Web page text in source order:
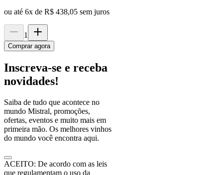
ou até 6x de R$ 438,05 sem juros
1
Comprar agora
Inscreva-se e receba
novidades!
Saiba de tudo que acontece no
mundo Mistral, promoções,
ofertas, eventos e muito mais em
primeira mão. Os melhores vinhos
do mundo você encontra aqui.
ACEITO: De acordo com as leis
que regulamentam o uso da